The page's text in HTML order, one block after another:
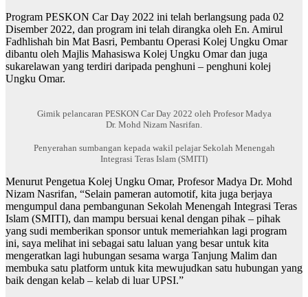
Program PESKON Car Day 2022 ini telah berlangsung pada 02
Disember 2022, dan program ini telah dirangka oleh En. Amirul
Fadhlishah bin Mat Basri, Pembantu Operasi Kolej Ungku Omar
dibantu oleh Majlis Mahasiswa Kolej Ungku Omar dan juga
sukarelawan yang terdiri daripada penghuni – penghuni kolej
Ungku Omar.
Gimik pelancaran PESKON Car Day 2022 oleh Profesor Madya
Dr. Mohd Nizam Nasrifan.
Penyerahan sumbangan kepada wakil pelajar Sekolah Menengah
Integrasi Teras Islam (SMITI)
Menurut Pengetua Kolej Ungku Omar, Profesor Madya Dr. Mohd
Nizam Nasrifan, “Selain pameran automotif, kita juga berjaya
mengumpul dana pembangunan Sekolah Menengah Integrasi Teras
Islam (SMITI), dan mampu bersuai kenal dengan pihak – pihak
yang sudi memberikan sponsor untuk memeriahkan lagi program
ini, saya melihat ini sebagai satu laluan yang besar untuk kita
mengeratkan lagi hubungan sesama warga Tanjung Malim dan
membuka satu platform untuk kita mewujudkan satu hubungan yang
baik dengan kelab – kelab di luar UPSI.”